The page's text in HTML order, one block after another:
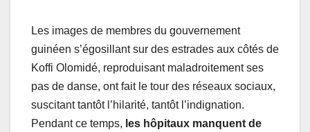
Les images de membres du gouvernement
guinéen s’égosillant sur des estrades aux côtés de
Koffi Olomidé, reproduisant maladroitement ses
pas de danse, ont fait le tour des réseaux sociaux,
suscitant tantôt l’hilarité, tantôt l’indignation.
Pendant ce temps, les hôpitaux manquent de